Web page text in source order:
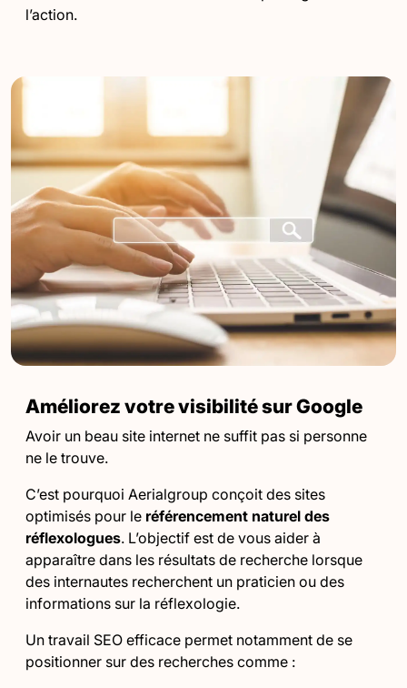
l’action.
Améliorez votre visibilité sur Google
Avoir un beau site internet ne suffit pas si personne
ne le trouve.
C’est pourquoi Aerialgroup conçoit des sites
optimisés pour le référencement naturel des
réflexologues. L’objectif est de vous aider à
apparaître dans les résultats de recherche lorsque
des internautes recherchent un praticien ou des
informations sur la réflexologie.
Un travail SEO efficace permet notamment de se
positionner sur des recherches comme :